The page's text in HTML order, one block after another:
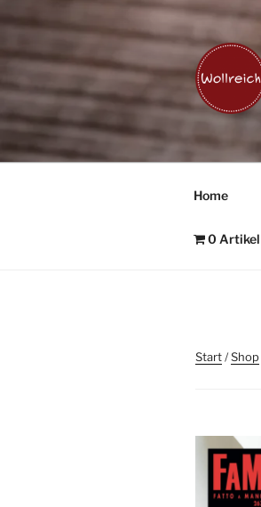
Inhalt
springen
Home
0 Artikel
Start/Shop